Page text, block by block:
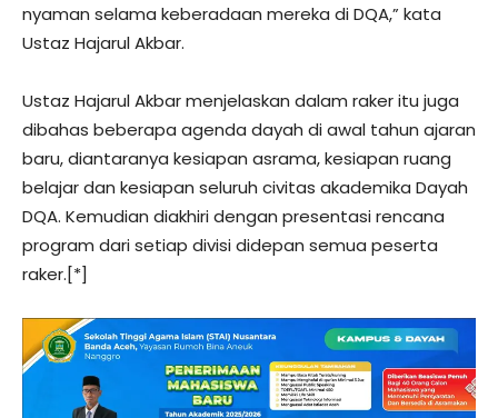
nyaman selama keberadaan mereka di DQA,” kata
Ustaz Hajarul Akbar.
Ustaz Hajarul Akbar menjelaskan dalam raker itu juga
dibahas beberapa agenda dayah di awal tahun ajaran
baru, diantaranya kesiapan asrama, kesiapan ruang
belajar dan kesiapan seluruh civitas akademika Dayah
DQA. Kemudian diakhiri dengan presentasi rencana
program dari setiap divisi didepan semua peserta
raker.[*]